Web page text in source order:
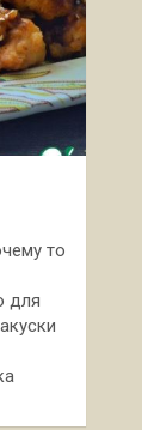
то
для